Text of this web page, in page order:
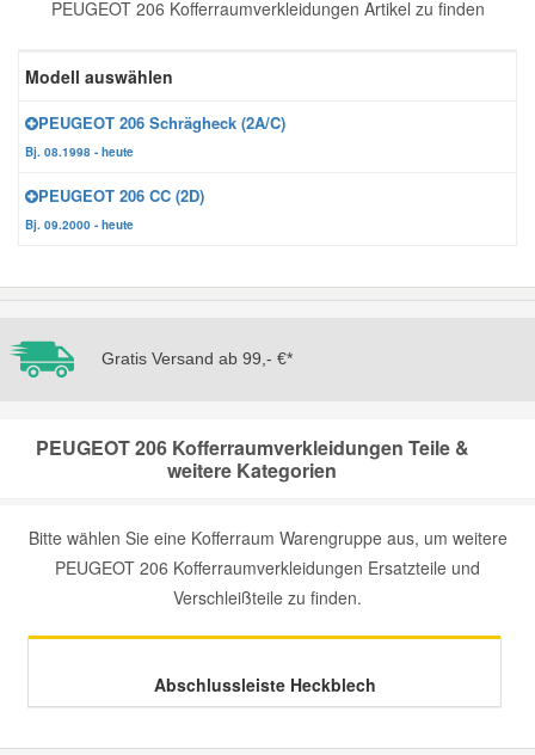
PEUGEOT 206 Kofferraumverkleidungen Artikel zu finden
Modell auswählen
PEUGEOT 206 Schrägheck (2A/C)
Bj. 08.1998 - heute
PEUGEOT 206 CC (2D)
Bj. 09.2000 - heute
Gratis Versand ab 99,- €*
PEUGEOT 206 Kofferraumverkleidungen Teile &
weitere Kategorien
Bitte wählen Sie eine Kofferraum Warengruppe aus, um weitere
PEUGEOT 206 Kofferraumverkleidungen Ersatzteile und
Verschleißteile zu finden.
Abschlussleiste Heckblech
Zündanlage und Glühanlage
Jeep Ersatzteile
Kia Ersatzteile
Mazda Ersatzteile